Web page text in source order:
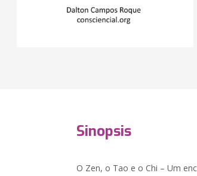
Sinopsis
O Zen, o Tao e o Chi – Um